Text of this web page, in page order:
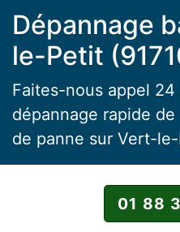
Dépannage
le-Petit
Faites-nous appel
dépannage rapide
de panne sur Vert-le-
01 88